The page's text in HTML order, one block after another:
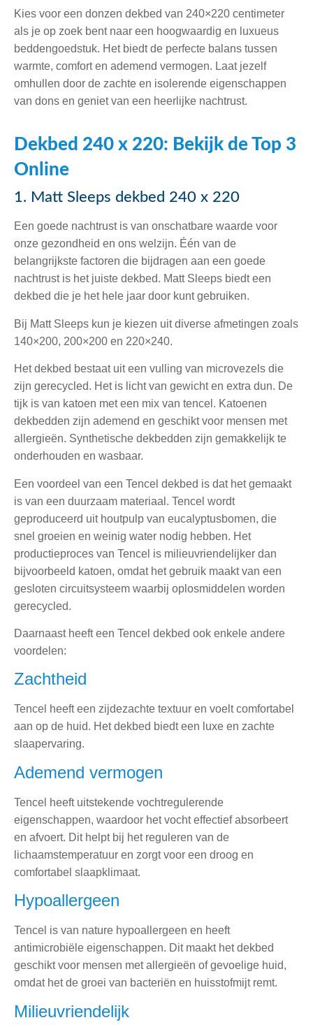
Kies voor een donzen dekbed van 240×220 centimeter
als je op zoek bent naar een hoogwaardig en luxueus
beddengoedstuk. Het biedt de perfecte balans tussen
warmte, comfort en ademend vermogen. Laat jezelf
omhullen door de zachte en isolerende eigenschappen
van dons en geniet van een heerlijke nachtrust.
Dekbed 240 x 220: Bekijk de Top 3
Online
1. Matt Sleeps dekbed 240 x 220
Een goede nachtrust is van onschatbare waarde voor
onze gezondheid en ons welzijn. Één van de
belangrijkste factoren die bijdragen aan een goede
nachtrust is het juiste dekbed. Matt Sleeps biedt een
dekbed die je het hele jaar door kunt gebruiken.
Bij Matt Sleeps kun je kiezen uit diverse afmetingen zoals
140×200, 200×200 en 220×240.
Het dekbed bestaat uit een vulling van microvezels die
zijn gerecycled. Het is licht van gewicht en extra dun. De
tijk is van katoen met een mix van tencel. Katoenen
dekbedden zijn ademend en geschikt voor mensen met
allergieën. Synthetische dekbedden zijn gemakkelijk te
onderhouden en wasbaar.
Een voordeel van een Tencel dekbed is dat het gemaakt
is van een duurzaam materiaal. Tencel wordt
geproduceerd uit houtpulp van eucalyptusbomen, die
snel groeien en weinig water nodig hebben. Het
productieproces van Tencel is milieuvriendelijker dan
bijvoorbeeld katoen, omdat het gebruik maakt van een
gesloten circuitsysteem waarbij oplosmiddelen worden
gerecycled.
Daarnaast heeft een Tencel dekbed ook enkele andere
voordelen:
Zachtheid
Tencel heeft een zijdezachte textuur en voelt comfortabel
aan op de huid. Het dekbed biedt een luxe en zachte
slaapervaring.
Ademend vermogen
Tencel heeft uitstekende vochtregulerende
eigenschappen, waardoor het vocht effectief absorbeert
en afvoert. Dit helpt bij het reguleren van de
lichaamstemperatuur en zorgt voor een droog en
comfortabel slaapklimaat.
Hypoallergeen
Tencel is van nature hypoallergeen en heeft
antimicrobiële eigenschappen. Dit maakt het dekbed
geschikt voor mensen met allergieën of gevoelige huid,
omdat het de groei van bacteriën en huisstofmijt remt.
Milieuvriendelijk